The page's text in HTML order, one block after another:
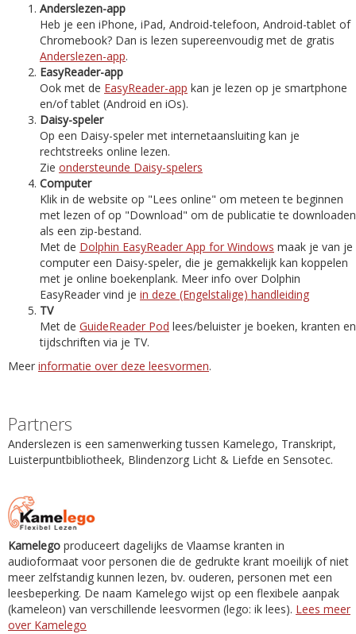
Anderslezen-app
Heb je een iPhone, iPad, Android-telefoon, Android-tablet of
Chromebook? Dan is lezen supereenvoudig met de gratis
Anderslezen-app.
EasyReader-app
Ook met de EasyReader-app kan je lezen op je smartphone
en/of tablet (Android en iOs).
Daisy-speler
Op een Daisy-speler met internetaansluiting kan je
rechtstreeks online lezen.
Zie ondersteunde Daisy-spelers
Computer
Klik in de website op "Lees online" om meteen te beginnen
met lezen of op "Download" om de publicatie te downloaden
als een zip-bestand.
Met de Dolphin EasyReader App for Windows maak je van je
computer een Daisy-speler, die je gemakkelijk kan koppelen
met je online boekenplank. Meer info over Dolphin
EasyReader vind je in deze (Engelstalige) handleiding
TV
Met de GuideReader Pod lees/beluister je boeken, kranten en
tijdschriften via je TV.
Meer informatie over deze leesvormen.
Partners
Anderslezen is een samenwerking tussen Kamelego, Transkript,
Luisterpuntbibliotheek, Blindenzorg Licht & Liefde en Sensotec.
Kamelego produceert dagelijks de Vlaamse kranten in
audioformaat voor personen die de gedrukte krant moeilijk of niet
meer zelfstandig kunnen lezen, bv. ouderen, personen met een
leesbeperking. De naam Kamelego wijst op een flexibele aanpak
(kameleon) van verschillende leesvormen (lego: ik lees). Lees meer
over Kamelego